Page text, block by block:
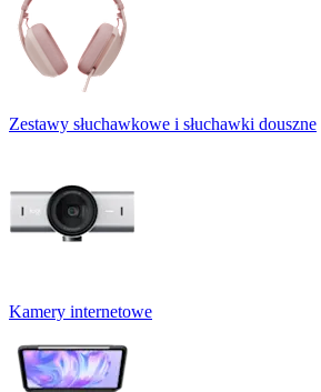
Zestawy słuchawkowe i słuchawki douszne
Kamery internetowe